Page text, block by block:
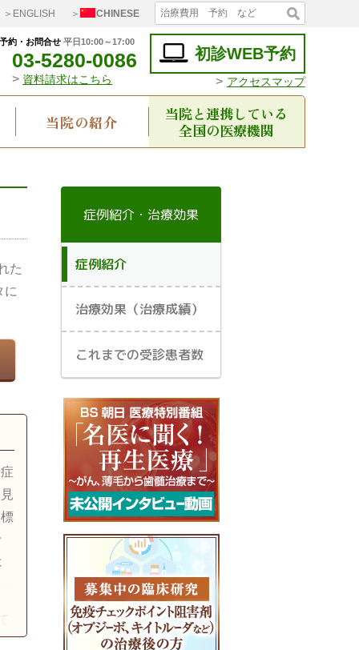
＞ENGLISH ＞ CHINESE
約・お問合せ 平日10:00～17:00
03-5280-0086
> 資料請求はこちら
初診WEB予約
> アクセスマップ
当院の紹介
当院と連携している
全国の医療機関
た
に
症例紹介・治療効果
症例紹介
治療効果（治療成績）
これまでの受診患者数